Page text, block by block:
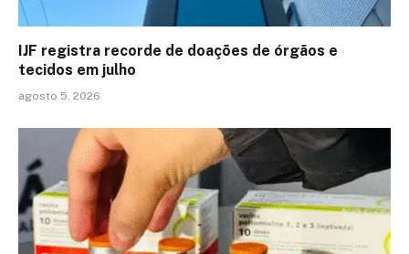
IJF registra recorde de doações de órgãos e
tecidos em julho
agosto 5, 2026